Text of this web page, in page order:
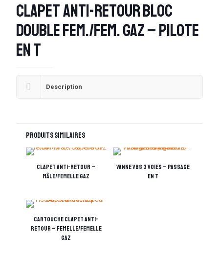
Clapet anti-retour bloc
double fem./fem. gaz – pilote
en T
Description
Produits similaires
Clapet anti-retour –
Mâle/Femelle Gaz
Vanne VBS 3 voies – passage
en T
Cartouche clapet anti-
retour – Femelle/Femelle
Gaz